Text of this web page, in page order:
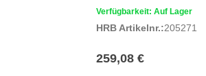
Verfügbarkeit: Auf Lager
HRB Artikelnr.:205271
259,08 €